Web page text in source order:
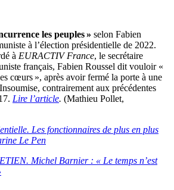
les peuples » selon Fabien
à l’élection présidentielle de 2022.
à EURACTIV France, le secrétaire
français, Fabien Roussel dit vouloir «
cœurs », après avoir fermé la porte à une
contrairement aux précédentes
Lire l’article. (Mathieu Pollet,
Les fonctionnaires de plus en plus
Le Pen
Michel Barnier : « Le temps n’est